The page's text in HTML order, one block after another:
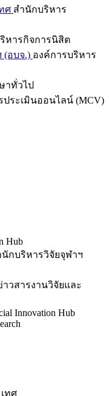
ศ สำนักบริหาร
หารกิจการนิสิต
(อบจ.) องค์การบริหาร
าทั่วไป
ประเมินออนไลน์ (MCV)
Hub
นักบริหารวิจัยจุฬาฯ
าวสารงานวิจัยและ
Innovation Hub
ทศ